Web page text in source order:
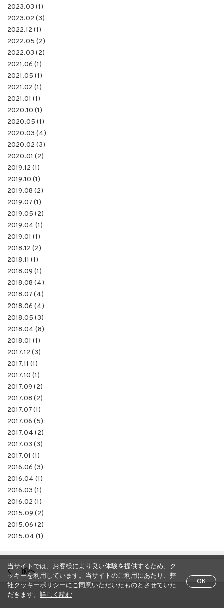
2023.03 (1)
2023.02 (3)
2022.12 (1)
2022.05 (2)
2022.03 (2)
2021.06 (1)
2021.05 (1)
2021.02 (1)
2021.01 (1)
2020.10 (1)
2020.05 (1)
2020.03 (4)
2020.02 (3)
2020.01 (2)
2019.12 (1)
2019.10 (1)
2019.08 (2)
2019.07 (1)
2019.05 (2)
2019.04 (1)
2019.01 (1)
2018.12 (2)
2018.11 (1)
2018.09 (1)
2018.08 (4)
2018.07 (4)
2018.06 (4)
2018.05 (3)
2018.04 (8)
2018.01 (1)
2017.12 (3)
2017.11 (1)
2017.10 (1)
2017.09 (2)
2017.08 (2)
2017.07 (1)
2017.06 (5)
2017.04 (2)
2017.03 (3)
2017.01 (1)
2016.06 (3)
2016.04 (1)
2016.03 (1)
2016.02 (1)
2015.09 (2)
2015.06 (2)
2015.04 (1)
前へ
当サイトでは、お客様により良い体験を提供するため、ク
ッキーを利用しています。当サイトのご利用にあたり、弊
社クッキーポリシーにご同意いただいたものとさせていた
だきます。 詳しく読む
OK